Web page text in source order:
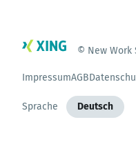
© New Work
ImpressumAGB
Sprache Deutsch